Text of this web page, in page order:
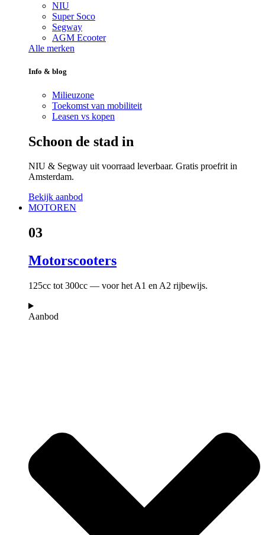
NIU
Super Soco
Segway
AGM Ecooter
Alle merken
Info & blog
Milieuzone
Toekomst van mobiliteit
Leasen vs kopen
Schoon de stad in
NIU & Segway uit voorraad leverbaar. Gratis proefrit in
Amsterdam.
Bekijk aanbod
MOTOREN
03
Motorscooters
125cc tot 300cc — voor het A1 en A2 rijbewijs.
Aanbod